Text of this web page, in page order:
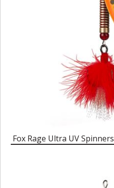
Fox Rage Ultra UV Spinners